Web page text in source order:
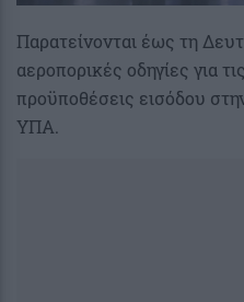
Παρατείνονται έως τη
αεροπορικές οδηγίες για
προϋποθέσεις εισόδου
ΥΠΑ.